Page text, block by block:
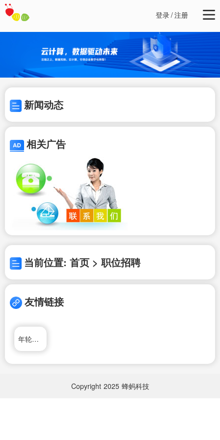
登录/注册
新闻动态
相关广告
当前位置: 首页 > 职位招聘
友情链接
年轮网络日记本
Copyright 2025 蜂蚂科技